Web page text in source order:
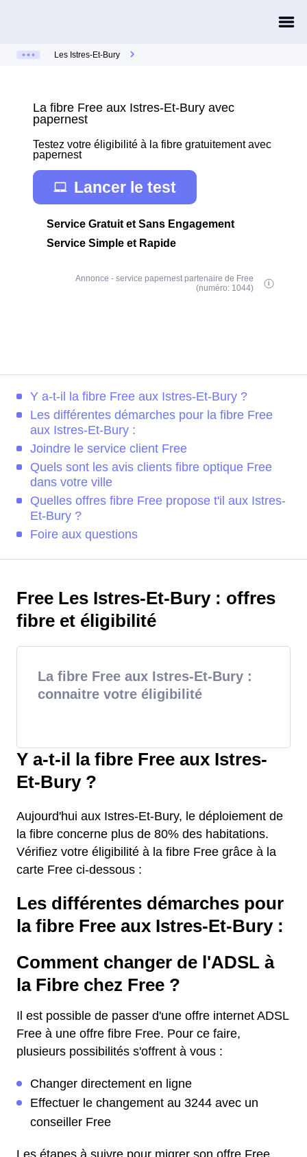
Les Istres-Et-Bury
La fibre Free aux Istres-Et-Bury avec
papernest
Testez votre éligibilité à la fibre gratuitement avec
papernest
Lancer le test
Service Gratuit et Sans Engagement
Service Simple et Rapide
Annonce - service papernest partenaire de Free
(numéro: 1044)
Y a-t-il la fibre Free aux Istres-Et-Bury ?
Les différentes démarches pour la fibre Free
aux Istres-Et-Bury :
Joindre le service client Free
Quels sont les avis clients fibre optique Free
dans votre ville
Quelles offres fibre Free propose t'il aux Istres-
Et-Bury ?
Foire aux questions
Free Les Istres-Et-Bury : offres
fibre et éligibilité
La fibre Free aux Istres-Et-Bury :
connaitre votre éligibilité
Y a-t-il la fibre Free aux Istres-
Et-Bury ?
Aujourd'hui aux Istres-Et-Bury, le déploiement de
la fibre concerne plus de 80% des habitations.
Vérifiez votre éligibilité à la fibre Free grâce à la
carte Free ci-dessous :
Les différentes démarches pour
la fibre Free aux Istres-Et-Bury :
Comment changer de l'ADSL à
la Fibre chez Free ?
Il est possible de passer d'une offre internet ADSL
Free à une offre fibre Free. Pour ce faire,
plusieurs possibilités s'offrent à vous :
Changer directement en ligne
Effectuer le changement au 3244 avec un
conseiller Free
Les étapes à suivre pour migrer son offre Free